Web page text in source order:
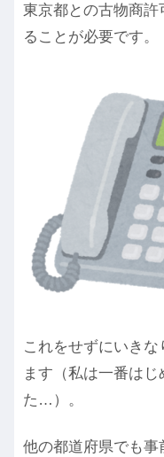
東京都との古物商許
ることが必要です。
これをせずにいき
ます（私は一番は
た…）。
他の都道府県でも